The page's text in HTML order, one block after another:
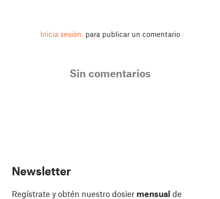
Inicia sesión para publicar un comentario
Sin comentarios
Newsletter
Regístrate y obtén nuestro dosier mensual de